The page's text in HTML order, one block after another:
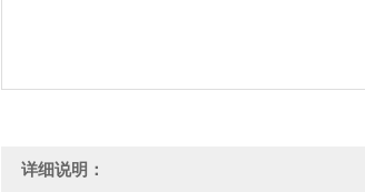
详细说明：